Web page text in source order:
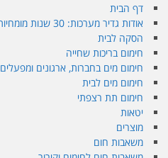
דף הבית
אודות גדיר מערכות: 30 שנות מומחיות בפתרונות אנרגיה מתקדמים
הסקה לבית
חימום בריכות שחייה
חימום מים בחברות, ארגונים ומפעלים
חימום מים לבית
חימום תת רצפתי
יטאות
מוצרים
משאבות חום